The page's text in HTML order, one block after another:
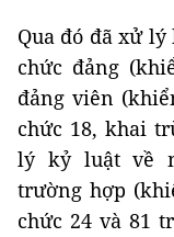
Qua đó đã xử
chức đảng
đảng viên
chức 18, khai
lý kỷ luật về
trường hợp
chức 24 và 81